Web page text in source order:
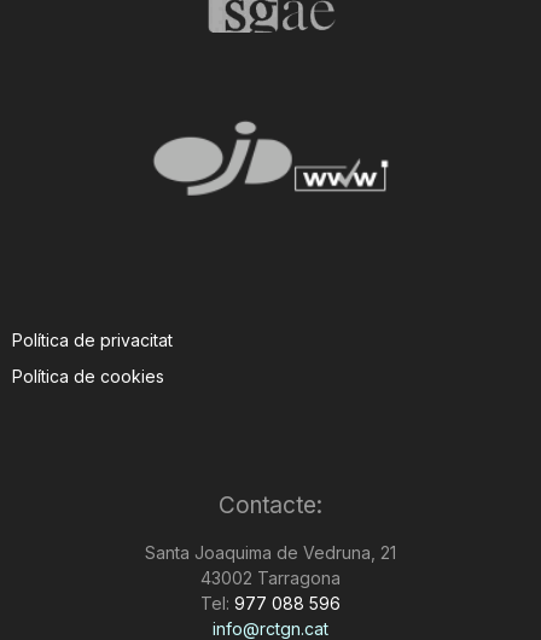
Política de privacitat
Política de cookies
Contacte:
Santa Joaquima de Vedruna, 21
43002 Tarragona
Tel: 977 088 596
info@rctgn.cat